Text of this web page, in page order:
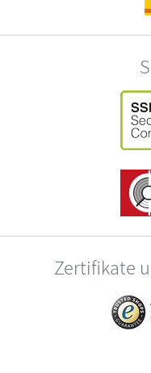
Zertifikate